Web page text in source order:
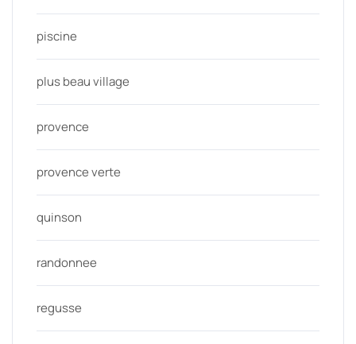
piscine
plus beau village
provence
provence verte
quinson
randonnee
regusse